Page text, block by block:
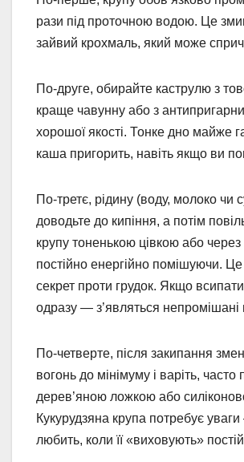
рази під проточною водою. Це
зайвий крохмаль, який може
По-друге, обирайте каструлю з
краще чавунну або з
хорошої якості. Тонке дно майже
каша пригорить, навіть якщо ви
По-третє, рідину (воду, молоко чи
доводьте до кипіння, а потім
крупу тоненькою цівкою або через
постійно енергійно помішуючи.
секрет проти грудок. Якщо
одразу — з’являться
По-четверте, після закипання
вогонь до мінімуму і варіть,
дерев’яною ложкою або
Кукурудзяна крупа потребує
любить, коли її «виховують»